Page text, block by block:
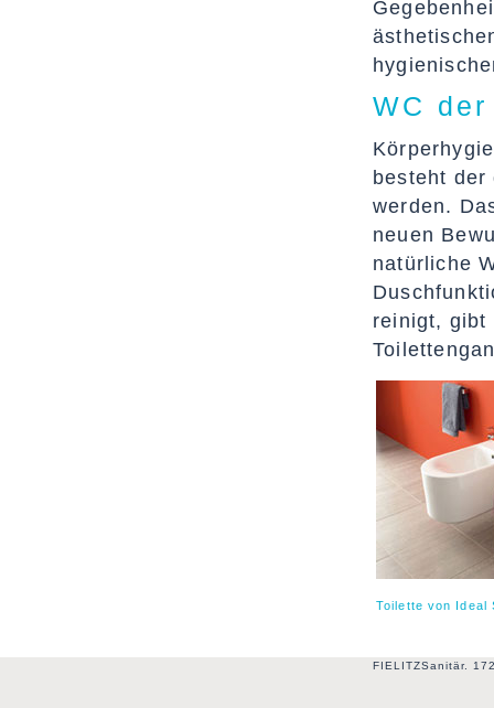
WC
besteht der
werden.
neuen
natürliche
reinigt, gibt
Toilette von Ideal
FIELITZSanitär.